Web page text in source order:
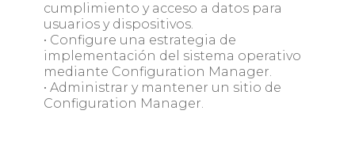
cumplimiento y acceso a datos para
usuarios y dispositivos.
• Configure una estrategia de
implementación del sistema operativo
mediante Configuration Manager.
• Administrar y mantener un sitio de
Configuration Manager.